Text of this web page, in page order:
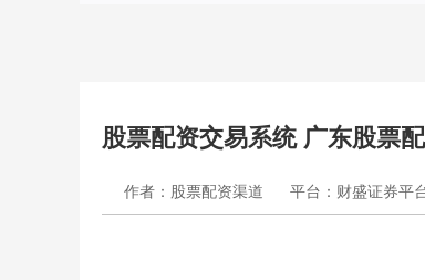
股票配资交易系统 广东股票
作者：股票配资渠道 平台：财盛证券平